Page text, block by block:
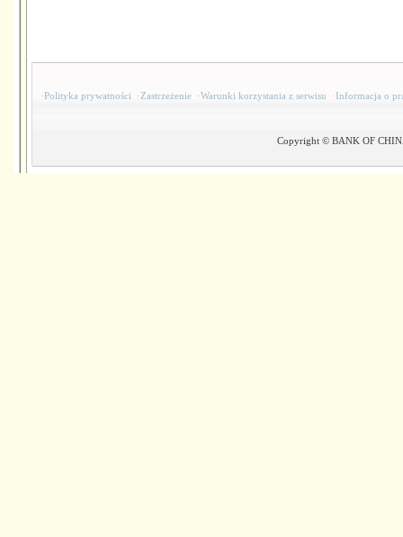
·Polityka prywatności ·Zastrzeżenie ·Warunki korzystania z serwisu ·Informacja o
Copyright © BANK OF